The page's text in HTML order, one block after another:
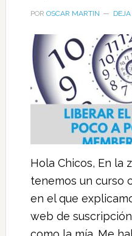
POR OSCAR MARTIN
Hola Chicos, En la
tenemos un curso
en el que
web de